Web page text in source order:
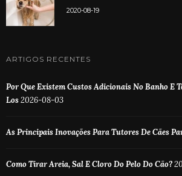
2020-08-19
ARTIGOS RECENTES
Por Que Existem Custos Adicionais No Banho E
Los2026-08-03
As Principais Inovações Para Tutores De Cães
Como Tirar Areia, Sal E Cloro Do Pelo Do Cão?